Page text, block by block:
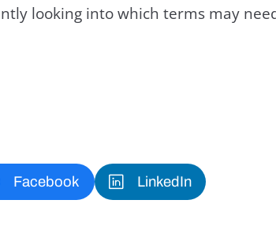
looking into which terms may
Facebook LinkedIn